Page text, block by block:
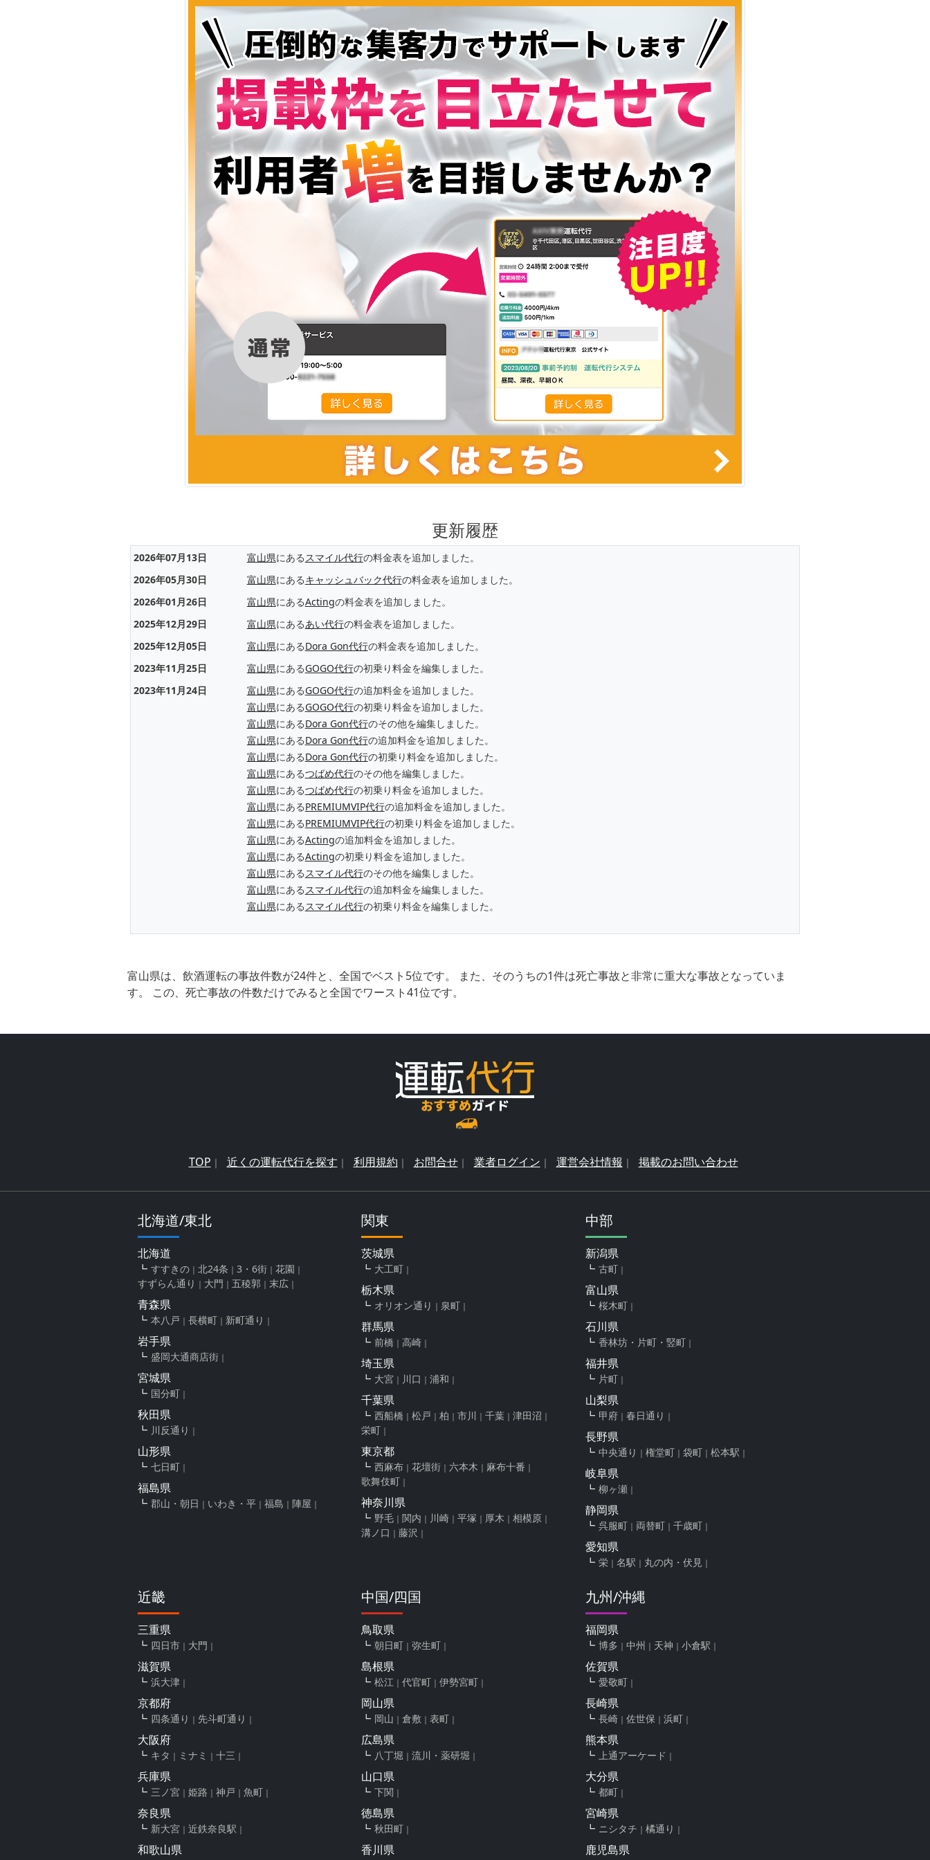
更新履歴
2026年07月13日 富山県にあるスマイル代行の料金表を追加しました。
2026年05月30日
富山県にあるキャッシュバック代行の料金表を追加しました。
2026年01月26日
富山県にあるActingの料金表を追加しました。
2025年12月29日
富山県にあるあい代行の料金表を追加しました。
2025年12月05日
富山県にあるDora Gon代行の料金表を追加しました。
2023年11月25日
富山県にあるGOGO代行の初乗り料金を編集しました。
2023年11月24日
富山県にあるGOGO代行の追加料金を追加しました。
富山県にあるGOGO代行の初乗り料金を追加しました。
富山県にあるDora Gon代行のその他を編集しました。
富山県にあるDora Gon代行の追加料金を追加しました。
富山県にあるDora Gon代行の初乗り料金を追加しました。
富山県にあるつばめ代行のその他を編集しました。
富山県にあるつばめ代行の初乗り料金を追加しました。
富山県にあるPREMIUMVIP代行の追加料金を追加しました。
富山県にあるPREMIUMVIP代行の初乗り料金を追加しました。
富山県にあるActingの追加料金を追加しました。
富山県にあるActingの初乗り料金を追加しました。
富山県にあるスマイル代行のその他を編集しました。
富山県にあるスマイル代行の追加料金を編集しました。
富山県にあるスマイル代行の初乗り料金を編集しました。
富山県は、飲酒運転の事故件数が24件と、全国でベスト5位です。 また、そのうちの1件は死亡事故と非常に重大な事故となっていま
す。 この、死亡事故の件数だけでみると全国でワースト41位です。
TOP 近くの運転代行を探す 利用規約 お問合せ 業者ログイン 運営会社情報 掲載のお問い合わせ
北海道/東北
北海道
すすきの 北24条 3・6街
花園
すずらん通り
大門 五稜郭 末広
青森県
本八戸 長横町 新町通り
岩手県
盛岡大通商店街
宮城県
国分町
秋田県
川反通り
山形県
七日町
福島県
郡山・朝日 いわき・平 福島 陣屋
関東
茨城県
大工町
栃木県
オリオン通り 泉町
群馬県
前橋 高崎
埼玉県
大宮 川口 浦和
千葉県
西船橋 松戸 柏 市川 千葉
津田沼
栄町
東京都
西麻布 花壇街 六本木
麻布十番
歌舞伎町
神奈川県
野毛 関内 川崎 平塚 厚木
相模原
溝ノ口
藤沢
中部
新潟県
古町
富山県
桜木町
石川県
香林坊・片町・竪町
福井県
片町
山梨県
甲府 春日通り
長野県
中央通り 権堂町 袋町 松本駅
岐阜県
柳ヶ瀬
静岡県
呉服町 両替町 千歳町
愛知県
栄 名駅 丸の内・伏見
近畿
三重県
四日市 大門
滋賀県
浜大津
京都府
四条通り 先斗町通り
大阪府
キタ ミナミ 十三
兵庫県
三ノ宮 姫路 神戸 魚町
奈良県
新大宮 近鉄奈良駅
和歌山県
中国/四国
鳥取県
朝日町 弥生町
島根県
松江 代官町 伊勢宮町
岡山県
岡山 倉敷 表町
広島県
八丁堀 流川・薬研堀
山口県
下関
徳島県
秋田町
香川県
九州/沖縄
福岡県
博多 中州 天神 小倉駅
佐賀県
愛敬町
長崎県
長崎 佐世保 浜町
熊本県
上通アーケード
大分県
都町
宮崎県
ニシタチ 橘通り
鹿児島県